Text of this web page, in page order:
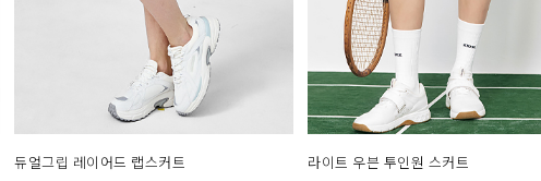
듀얼그립 레이어드 랩스커트 라이트 우븐 투인원 스커트